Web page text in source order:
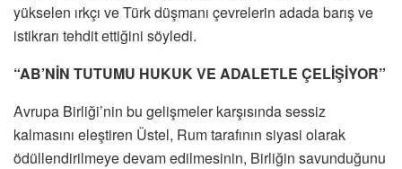
yükselen ırkçı ve Türk düşmanı çevrelerin adada barış ve
istikrarı tehdit ettiğini söyledi.
“AB’NİN TUTUMU HUKUK VE ADALETLE ÇELİŞİYOR”
Avrupa Birliği’nin bu gelişmeler karşısında sessiz
kalmasını eleştiren Üstel, Rum tarafının siyasi olarak
ödüllendirilmeye devam edilmesinin, Birliğin savunduğunu